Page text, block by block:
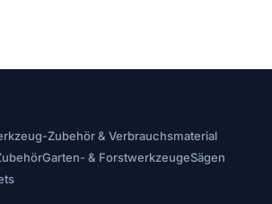
Zubehör & Verbrauchsmaterial
Garten- & ForstwerkzeugeSägen